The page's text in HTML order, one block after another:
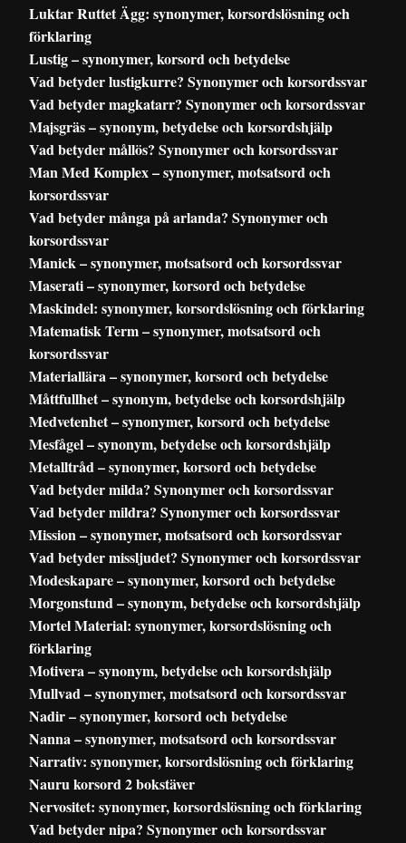
Luktar Ruttet Ägg: synonymer, korsordslösning och
förklaring
Lustig – synonymer, korsord och betydelse
Vad betyder lustigkurre? Synonymer och korsordssvar
Vad betyder magkatarr? Synonymer och korsordssvar
Majsgräs – synonym, betydelse och korsordshjälp
Vad betyder mållös? Synonymer och korsordssvar
Man Med Komplex – synonymer, motsatsord och
korsordssvar
Vad betyder många på arlanda? Synonymer och
korsordssvar
Manick – synonymer, motsatsord och korsordssvar
Maserati – synonymer, korsord och betydelse
Maskindel: synonymer, korsordslösning och förklaring
Matematisk Term – synonymer, motsatsord och
korsordssvar
Materiallära – synonymer, korsord och betydelse
Måttfullhet – synonym, betydelse och korsordshjälp
Medvetenhet – synonymer, korsord och betydelse
Mesfågel – synonym, betydelse och korsordshjälp
Metalltråd – synonymer, korsord och betydelse
Vad betyder milda? Synonymer och korsordssvar
Vad betyder mildra? Synonymer och korsordssvar
Mission – synonymer, motsatsord och korsordssvar
Vad betyder missljudet? Synonymer och korsordssvar
Modeskapare – synonymer, korsord och betydelse
Morgonstund – synonym, betydelse och korsordshjälp
Mortel Material: synonymer, korsordslösning och
förklaring
Motivera – synonym, betydelse och korsordshjälp
Mullvad – synonymer, motsatsord och korsordssvar
Nadir – synonymer, korsord och betydelse
Nanna – synonymer, motsatsord och korsordssvar
Narrativ: synonymer, korsordslösning och förklaring
Nauru korsord 2 bokstäver
Nervositet: synonymer, korsordslösning och förklaring
Vad betyder nipa? Synonymer och korsordssvar